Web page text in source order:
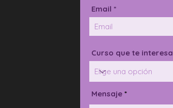
Email *
Curso que te interesa
Mensaje